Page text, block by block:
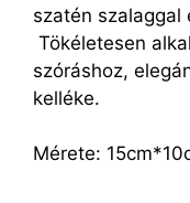
szatén szalaggal
Tökéletesen
szóráshoz,
kelléke.
Mérete: